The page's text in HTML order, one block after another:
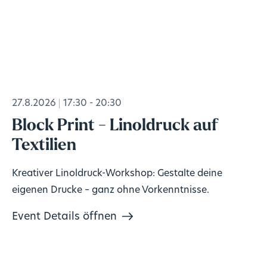
27.8.2026 17:30 - 20:30
Block Print - Linoldruck auf
Textilien
Kreativer Linoldruck-Workshop: Gestalte deine
eigenen Drucke – ganz ohne Vorkenntnisse.
Event Details öffnen